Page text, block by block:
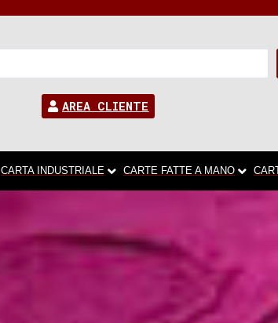
AREA CLIENTE
CARTA INDUSTRIALE CARTE FATTE A MANO